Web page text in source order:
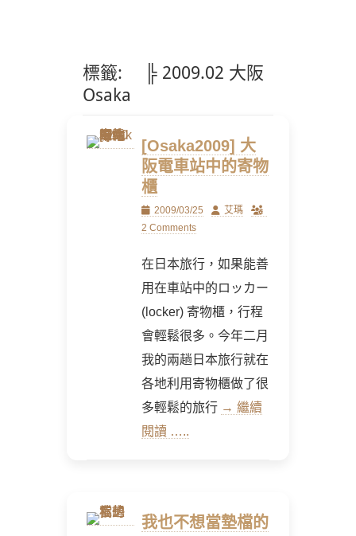
標籤:
╠ 2009.02 大阪
Osaka
[Osaka2009] 大
阪電車站中的寄物
櫃
Posted
on
2009/03/25 Author
艾瑪
2 Comments
在日本旅行，如果能善
用在車站中的ロッカー
(locker) 寄物櫃，行程
會輕鬆很多。今年二月
我的兩趟日本旅行就在
各地利用寄物櫃做了很
多輕鬆的旅行 → 繼續
閱讀 …..
我也不想當墊檔的